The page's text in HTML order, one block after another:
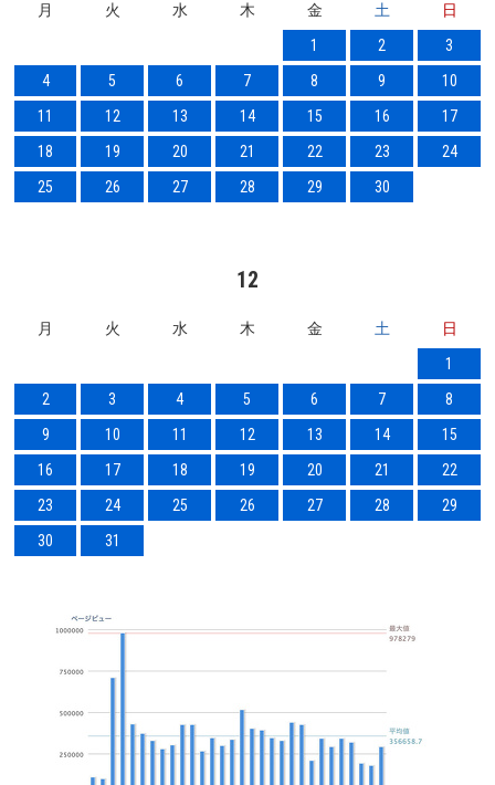
月 火 水 木 金 土
日
1
2
3
4
5 6 7 8 9
10
11
12 13 14 15 16
17
18
19 20 21 22 23
24
25
26 27 28 29 30
12
月 火 水 木 金 土
日
1
2
3 4 5 6 7
8
9
10 11 12 13 14
15
16
17 18 19 20 21
22
23
24 25 26 27 28
29
30
31